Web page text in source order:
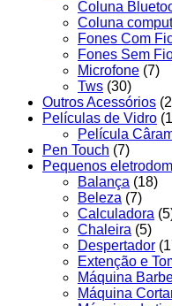
Coluna
Coluna
Fones Com
Fones Sem
Microfone (7)
Tws (30)
Outros Acessórios
Películas de Vidro
Película
Pen Touch (7)
Pequenos
Balança (18)
Beleza (7)
Calculadora
Chaleira (5)
Despertador
Extenção e
Máquina
Máquina